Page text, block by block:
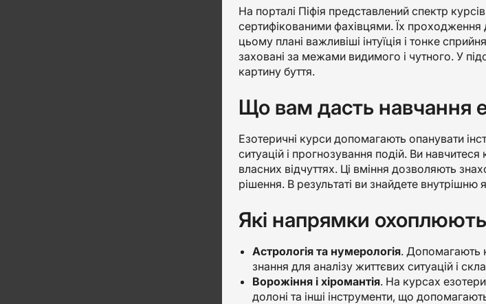
На порталі Піфія представлений спектр
сертифікованими фахівцями. Їх проходження
цьому плані важливіші інтуїція і тонке
заховані за межами видимого і чутного. У
картину буття.
Що вам дасть навчання
Езотеричні курси допомагають опанувати
ситуацій і прогнозування подій. Ви
власних відчуттях. Ці вміння дозволяють
рішення. В результаті ви знайдете внутрішню
Які напрямки
Астрологія та нумерологія. Допомагають
знання для аналізу життєвих ситуацій і
Ворожіння і хіромантія. На курсах
долоні та інші інструменти, що